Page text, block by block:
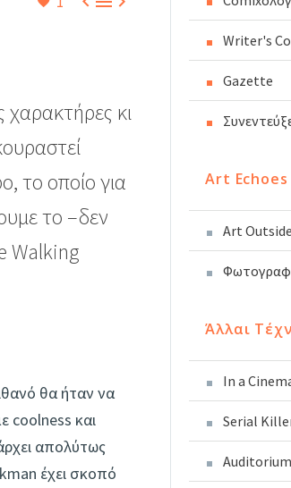
χαρακτήρες κι
το οποίο για
το –δεν
Walking
θα ήταν να
coolness και
απολύτως
έχει σκοπό
Writer's
Gazette
Art Echoes
Art
Άλλαι
In a
Serial
Auditorium